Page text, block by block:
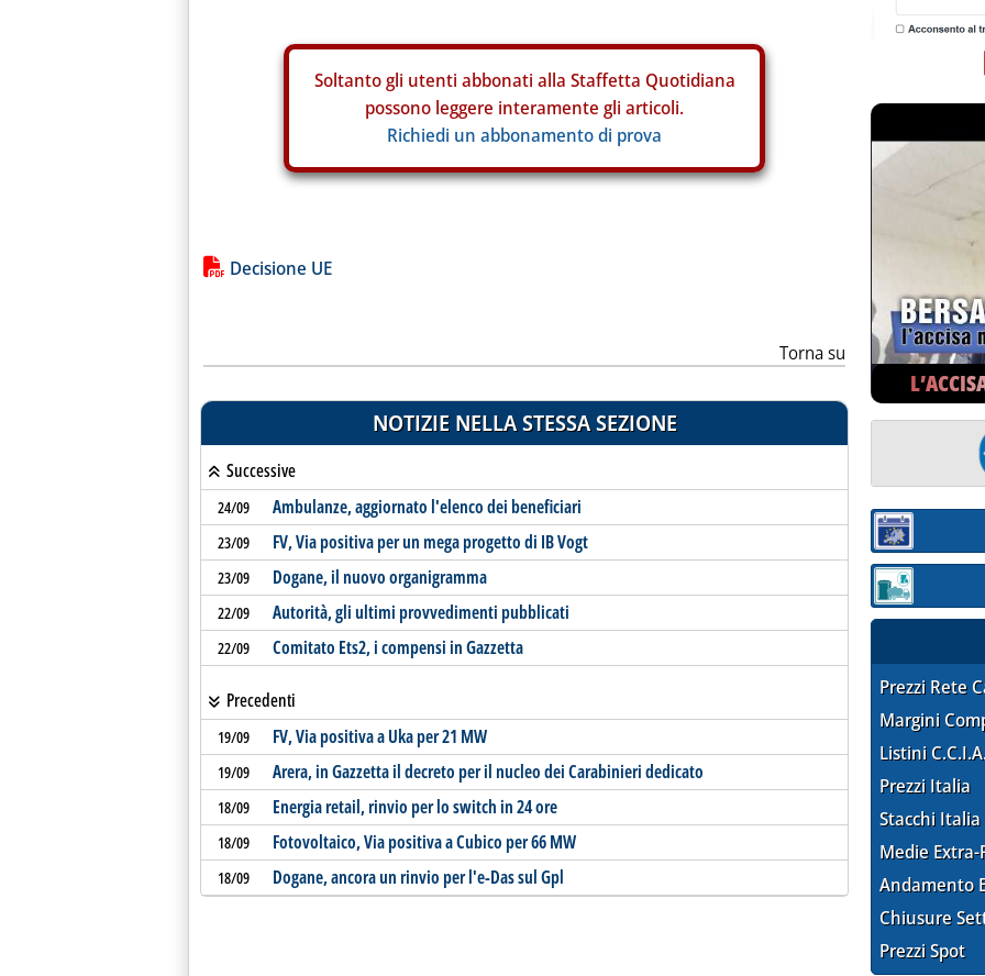
Soltanto gli utenti abbonati alla Staffetta Quotidiana
possono leggere interamente gli articoli.
Richiedi un abbonamento di prova
Lista allegati PDF alla notizia
Decisione UE
Torna su
NOTIZIE NELLA STESSA SEZIONE
Successive
24/09 Ambulanze, aggiornato l'elenco dei beneficiari
23/09 FV, Via positiva per un mega progetto di IB Vogt
23/09 Dogane, il nuovo organigramma
22/09 Autorità, gli ultimi provvedimenti pubblicati
22/09 Comitato Ets2, i compensi in Gazzetta
Precedenti
19/09 FV, Via positiva a Uka per 21 MW
19/09 Arera, in Gazzetta il decreto per il nucleo dei Carabinieri dedicato
18/09 Energia retail, rinvio per lo switch in 24 ore
18/09 Fotovoltaico, Via positiva a Cubico per 66 MW
18/09 Dogane, ancora un rinvio per l'e-Das sul Gpl
Sezione:
Sezione:
Prezzi Rete
Margini
Listini
Prezzi Italia
Stacchi Italia
Medie Extra-
Andamento
Chiusure
Prezzi Spot